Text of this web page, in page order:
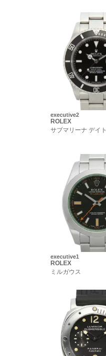
executive2
ROLEX
サブマリーナ デイト
executive1
ROLEX
ミルガウス